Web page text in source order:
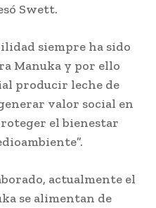
Swett.
siempre ha sido
Manuka y por ello
producir leche de
valor social en
el bienestar
actualmente el
se alimentan de